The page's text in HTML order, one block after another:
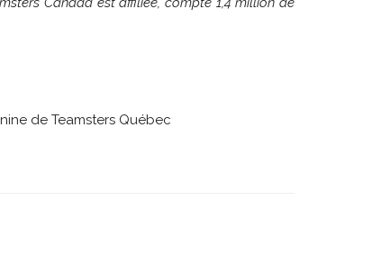
de Teamsters Québec